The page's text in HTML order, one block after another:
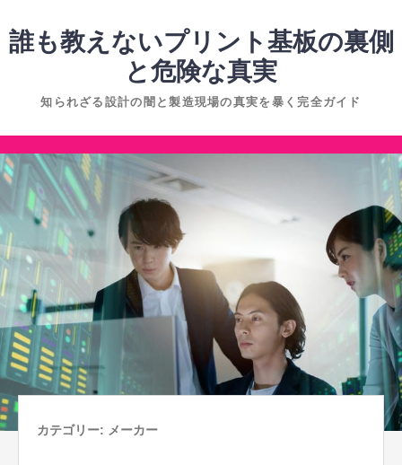
ン
へ
ス
キ
プ
誰も教えないプリント基板の裏側
と危険な真実
知られざる設計の闇と製造現場の真実を暴く完全ガイド
コ
ン
ン
ツ
ス
キ
ッ
プ
カテゴリー: メーカー